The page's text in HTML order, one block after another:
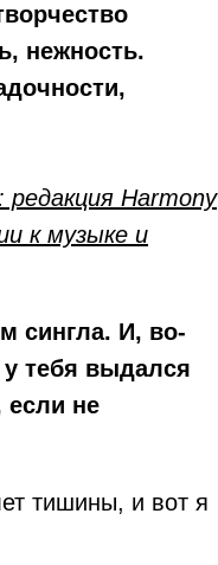
нежность.
: редакция Harmony
к музыке и
сингла. И, во-
тебя выдался
если не
тишины, и вот я